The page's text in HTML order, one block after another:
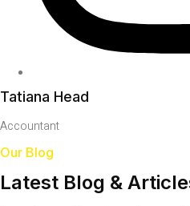
Tatiana Head
Accountant
Our Blog
Latest Blog &